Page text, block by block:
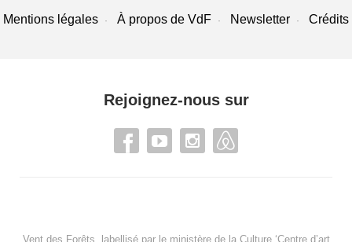
Mentions légales À propos de VdF Newsletter Crédits
Rejoignez-nous sur
Vent des Forêts, labellisé par le ministère de la Culture ‘Centre d’art